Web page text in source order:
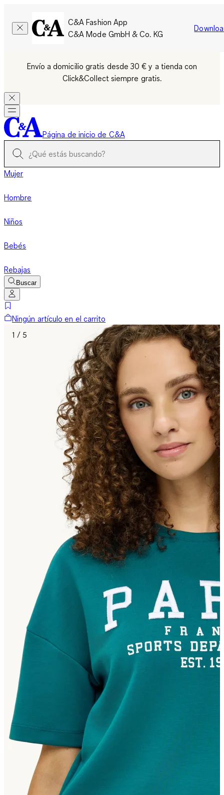
C&A Fashion App
C&A Mode GmbH & Co. KG
Envío a domicilio gratis desde 30 € y a tienda con
Click&Collect siempre gratis.
Página de inicio de C&A
Mujer
Hombre
Niños
Bebés
Rebajas
Buscar
Ningún artículo en el carrito
1 / 5